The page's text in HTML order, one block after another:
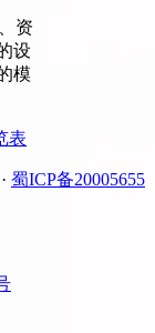
资
设
模
表
· 蜀ICP备20005655